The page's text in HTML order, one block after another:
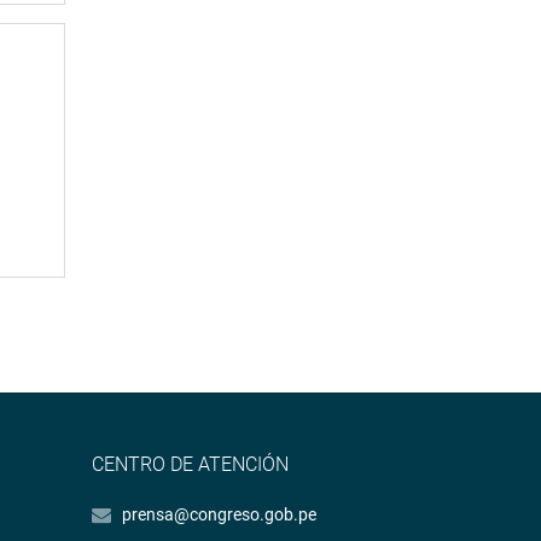
CENTRO DE ATENCIÓN
prensa@congreso.gob.pe